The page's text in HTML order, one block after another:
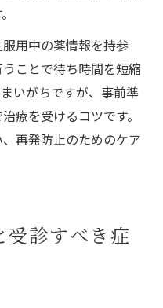
用中の薬情報を持参
ことで待ち時間を短縮
いがちですが、事前準
療を受けるコツです。
再発防止のためのケア
受診すべき症